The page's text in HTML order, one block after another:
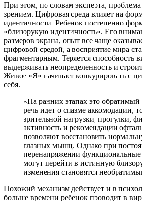
При этом, по словам эксперта, проблема
зрением. Цифровая среда влияет на
идентичности. Ребенок постепенно
«близорукую идентичность». Его
размеров экрана, опыт все чаще
цифровой средой, а восприятие мира
фрагментарным. Теряется способность
выдерживать неопределенность и
Живое «Я» начинает конкурировать с
себя.
«На ранних этапах это обратимый
речь идет о спазме аккомодации,
зрительной нагрузки, прогулки,
активность и рекомендации
позволяют восстановить
глазных мышц. Однако при
перенапряжении
могут перейти в истинную
изменения становятся
Похожий механизм действует и в
больше времени ребенок проводит в